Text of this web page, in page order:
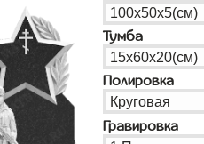
Тумба
Полировка
Гравировка